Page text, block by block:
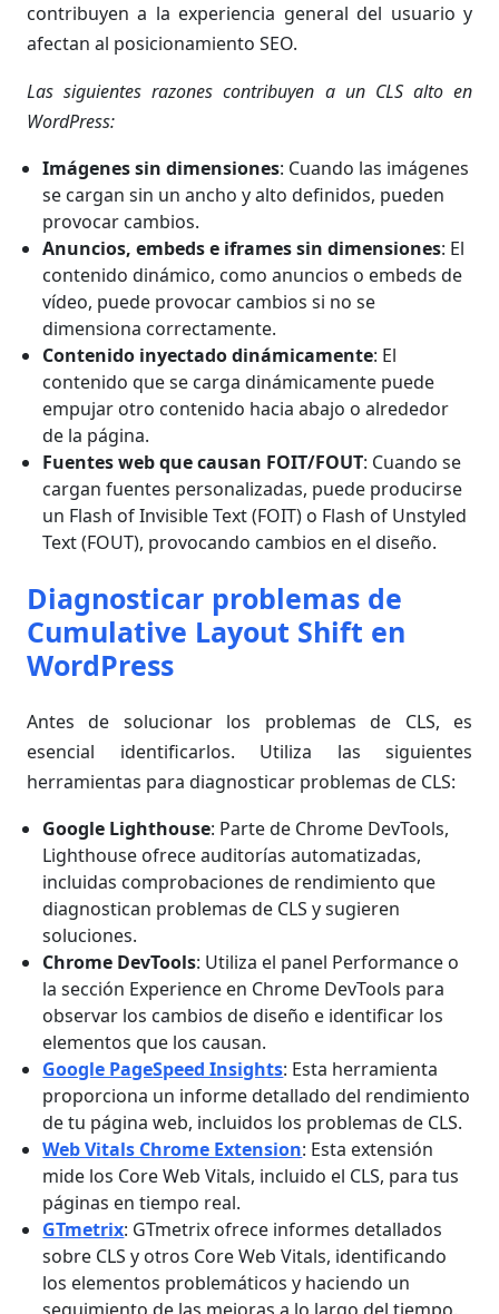
contribuyen a la experiencia general del usuario y
afectan al posicionamiento SEO.
Las siguientes razones contribuyen a un CLS alto en
WordPress:
Imágenes sin dimensiones: Cuando las imágenes
se cargan sin un ancho y alto definidos, pueden
provocar cambios.
Anuncios, embeds e iframes sin dimensiones: El
contenido dinámico, como anuncios o embeds de
vídeo, puede provocar cambios si no se
dimensiona correctamente.
Contenido inyectado dinámicamente: El
contenido que se carga dinámicamente puede
empujar otro contenido hacia abajo o alrededor
de la página.
Fuentes web que causan FOIT/FOUT: Cuando se
cargan fuentes personalizadas, puede producirse
un Flash of Invisible Text (FOIT) o Flash of Unstyled
Text (FOUT), provocando cambios en el diseño.
Diagnosticar problemas de
Cumulative Layout Shift en
WordPress
Antes de solucionar los problemas de CLS, es
esencial identificarlos. Utiliza las siguientes
herramientas para diagnosticar problemas de CLS:
Google Lighthouse: Parte de Chrome DevTools,
Lighthouse ofrece auditorías automatizadas,
incluidas comprobaciones de rendimiento que
diagnostican problemas de CLS y sugieren
soluciones.
Chrome DevTools: Utiliza el panel Performance o
la sección Experience en Chrome DevTools para
observar los cambios de diseño e identificar los
elementos que los causan.
Google PageSpeed Insights: Esta herramienta
proporciona un informe detallado del rendimiento
de tu página web, incluidos los problemas de CLS.
Web Vitals Chrome Extension: Esta extensión
mide los Core Web Vitals, incluido el CLS, para tus
páginas en tiempo real.
GTmetrix: GTmetrix ofrece informes detallados
sobre CLS y otros Core Web Vitals, identificando
los elementos problemáticos y haciendo un